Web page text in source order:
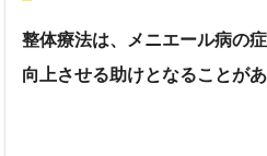
整体療法は、メニエール病の
向上させる助けとなることがあ